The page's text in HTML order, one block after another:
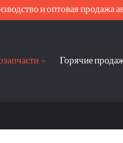
и оптовая продажа
Горячие